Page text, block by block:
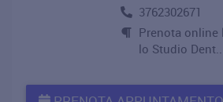
3762302671
Prenota online
lo Studio Dent..